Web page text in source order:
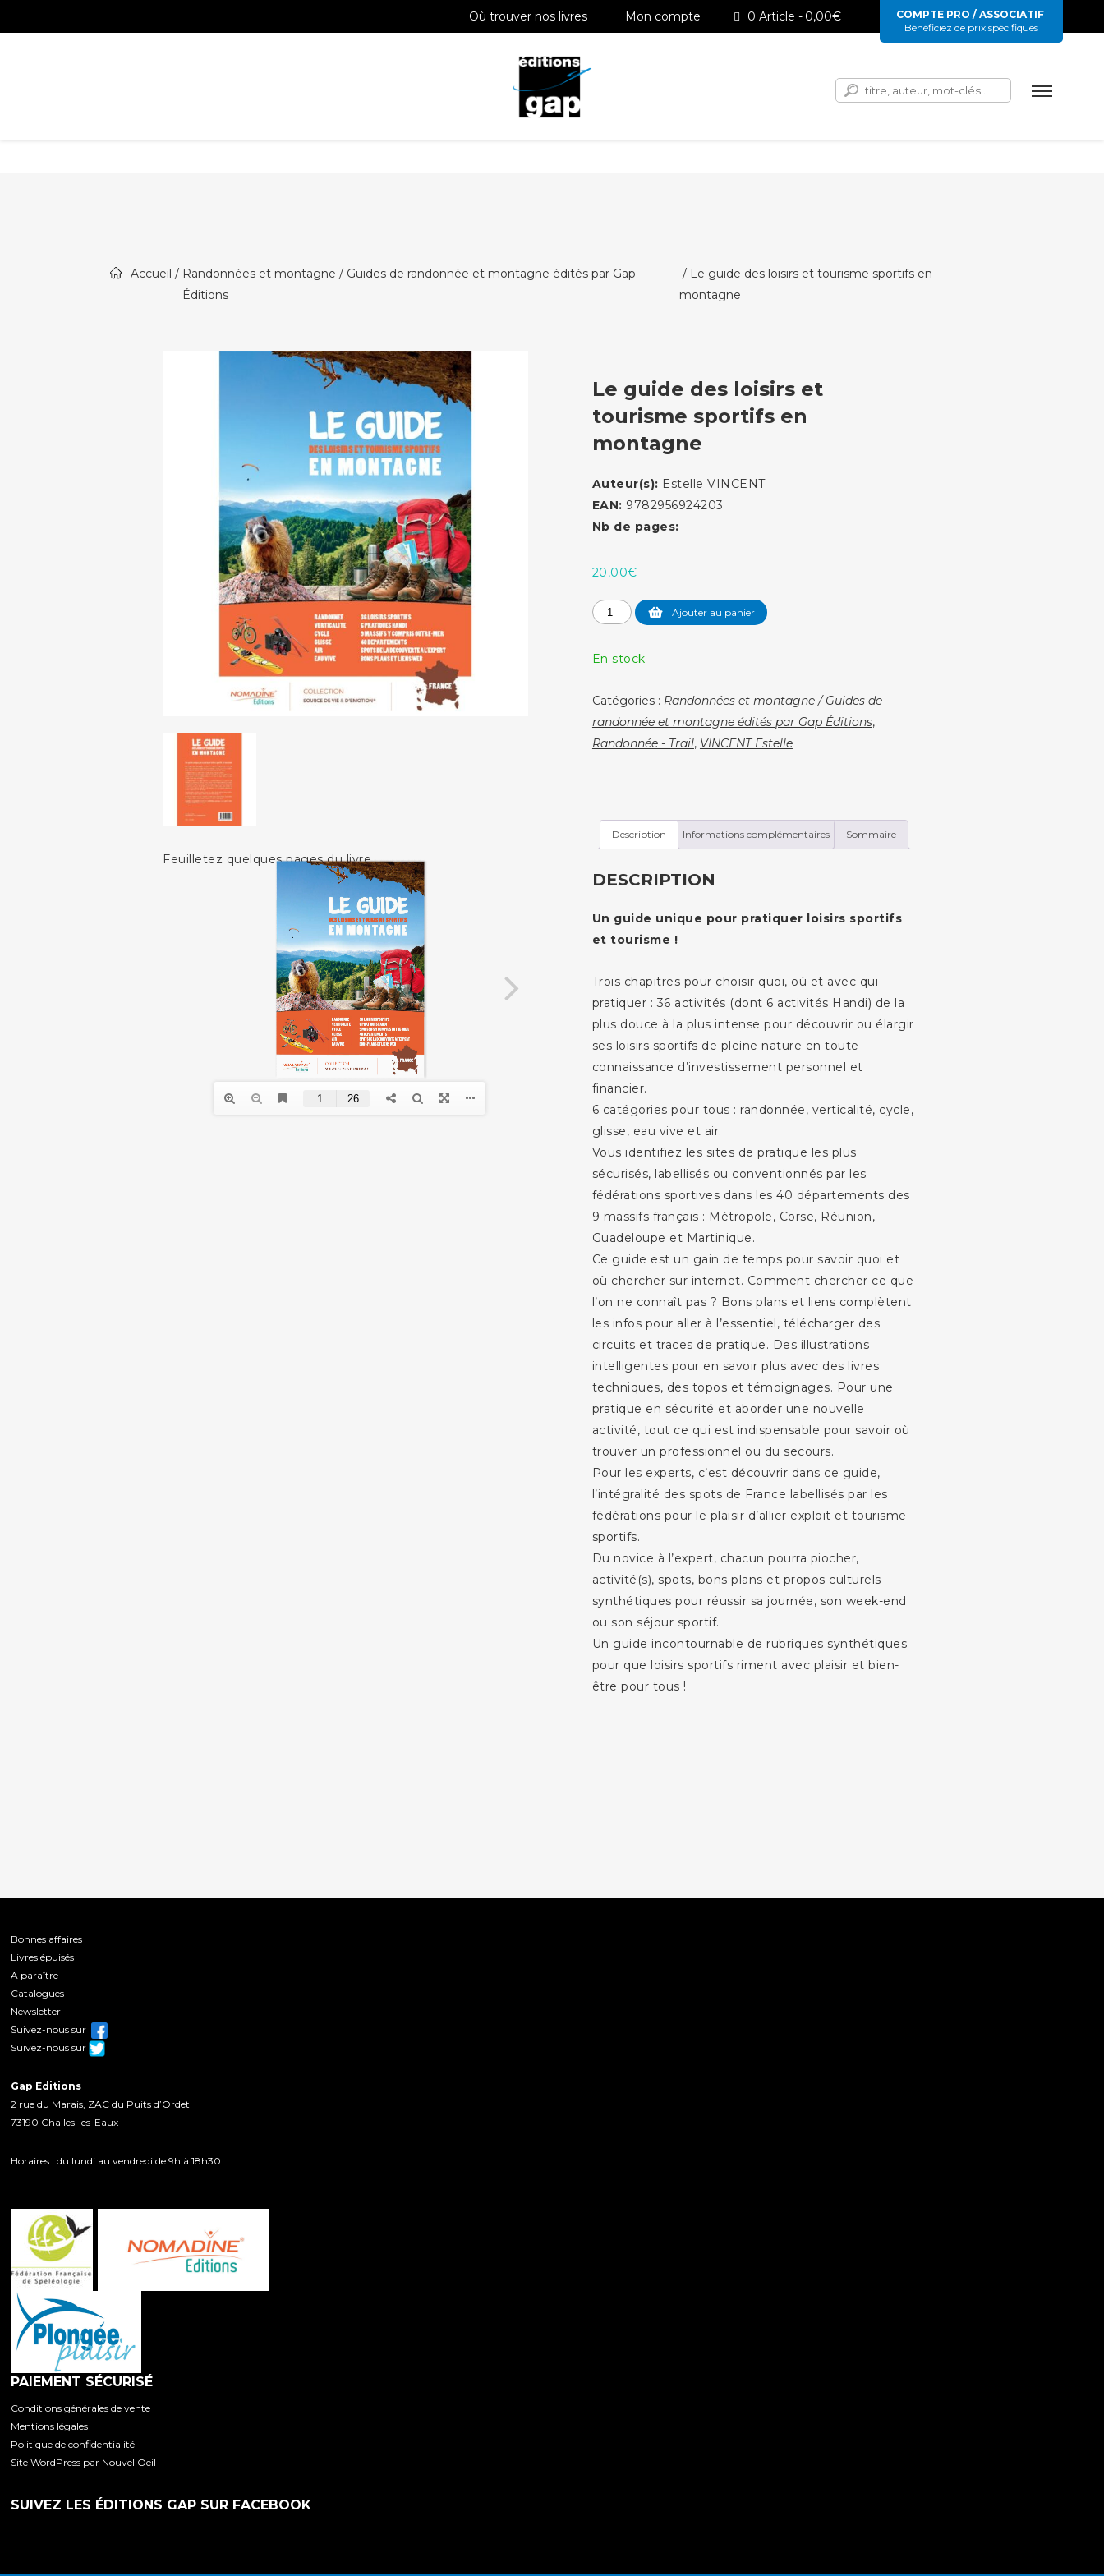
Où trouver nos livres Mon compte 0 Article 0,00€
COMPTE PRO / ASSOCIATIF
Bénéficiez de prix spécifiques
Rechercher :
Accueil / Randonnées et montagne / Guides de randonnée et montagne édités par Gap
Éditions
/ Le guide des loisirs et tourisme sportifs en
montagne
Feuilletez quelques pages du livre
Le guide des loisirs et
tourisme sportifs en
montagne
Auteur(s): Estelle VINCENT
EAN: 9782956924203
Nb de pages:
20,00€
quantité
Le
des
loisirs
et
montagne
Ajouter au panier
En stock
Catégories : Randonnées et montagne / Guides de
randonnée et montagne édités par Gap Éditions,
Randonnée - Trail, VINCENT Estelle
Description Informations complémentaires Sommaire
DESCRIPTION
Un guide unique pour pratiquer loisirs sportifs
et tourisme !
Trois chapitres pour choisir quoi, où et avec qui
pratiquer : 36 activités (dont 6 activités Handi) de la
plus douce à la plus intense pour découvrir ou élargir
ses loisirs sportifs de pleine nature en toute
connaissance d’investissement personnel et
financier.
6 catégories pour tous : randonnée, verticalité, cycle,
glisse, eau vive et air.
Vous identifiez les sites de pratique les plus
sécurisés, labellisés ou conventionnés par les
fédérations sportives dans les 40 départements des
9 massifs français : Métropole, Corse, Réunion,
Guadeloupe et Martinique.
Ce guide est un gain de temps pour savoir quoi et
où chercher sur internet. Comment chercher ce que
l’on ne connaît pas ? Bons plans et liens complètent
les infos pour aller à l’essentiel, télécharger des
circuits et traces de pratique. Des illustrations
intelligentes pour en savoir plus avec des livres
techniques, des topos et témoignages. Pour une
pratique en sécurité et aborder une nouvelle
activité, tout ce qui est indispensable pour savoir où
trouver un professionnel ou du secours.
Pour les experts, c’est découvrir dans ce guide,
l’intégralité des spots de France labellisés par les
fédérations pour le plaisir d’allier exploit et tourisme
sportifs.
Du novice à l’expert, chacun pourra piocher,
activité(s), spots, bons plans et propos culturels
synthétiques pour réussir sa journée, son week-end
ou son séjour sportif.
Un guide incontournable de rubriques synthétiques
pour que loisirs sportifs riment avec plaisir et bien-
être pour tous !
Bonnes affaires
Livres épuisés
A paraître
Catalogues
Newsletter
Suivez-nous sur
Suivez-nous sur
Gap Editions
2 rue du Marais, ZAC du Puits d’Ordet
73190 Challes-les-Eaux
Horaires : du lundi au vendredi de 9h à 18h30
PAIEMENT SÉCURISÉ
Conditions générales de vente
Mentions légales
Politique de confidentialité
Site WordPress par Nouvel Oeil
SUIVEZ LES ÉDITIONS GAP SUR FACEBOOK